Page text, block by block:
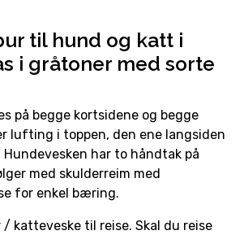
til hund og katt i
i gråtoner med sorte
på begge kortsidene og begge
lufting i toppen, den ene langsiden
Hundevesken har to håndtak på
med skulderreim med
for enkel bæring.
katteveske til reise. Skal du reise